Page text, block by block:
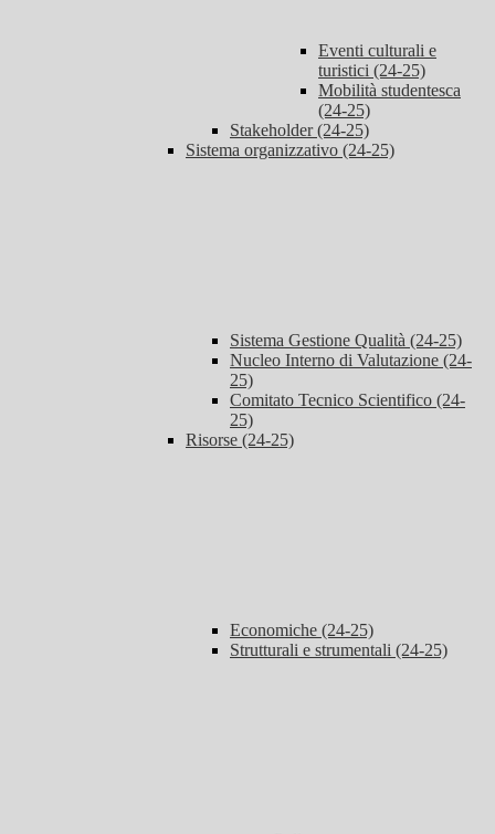
Eventi culturali e
turistici (24-25)
Mobilità studentesca
(24-25)
Stakeholder (24-25)
Sistema organizzativo (24-25)
Sistema Gestione Qualità (24-25)
Nucleo Interno di Valutazione (24-
25)
Comitato Tecnico Scientifico (24-
25)
Risorse (24-25)
Economiche (24-25)
Strutturali e strumentali (24-25)